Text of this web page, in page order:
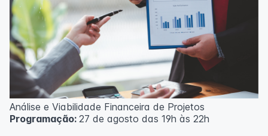
Análise e Viabilidade Financeira de Projetos
Programação: 27 de agosto das 19h às 22h